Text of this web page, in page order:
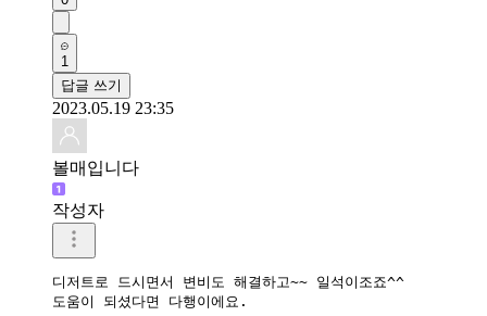
1
답글 쓰기
2023.05.19 23:35
볼매입니다
작성자
디저트로 드시면서 변비도 해결하고~~ 일석이조죠^^
도움이 되셨다면 다행이에요.